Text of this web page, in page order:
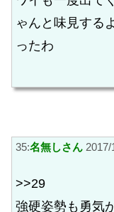
ゃんと味見する
ったわ
35:名無しさん
>>29
強硬姿勢も勇気